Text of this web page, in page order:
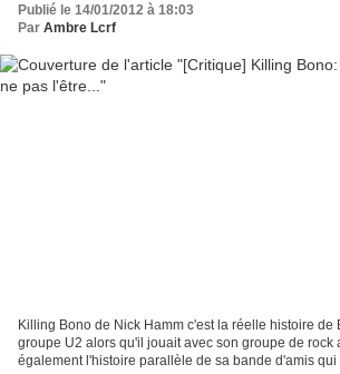
Publié le 14/01/2012 à 18:03
Par Ambre Lcrf
Killing Bono de Nick Hamm c'est la réelle histoire de
groupe U2 alors qu'il jouait avec son groupe de rock
également l'histoire parallèle de sa bande d'amis